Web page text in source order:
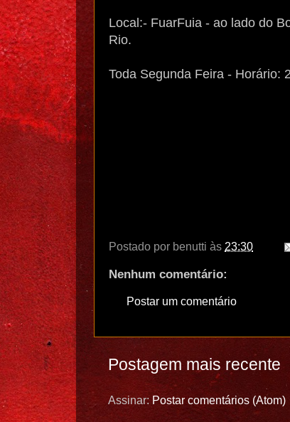
Local:- FuarFuia - ao lado do
Rio.
Toda Segunda Feira - Horário:
Postado por benutti às 23:30
Nenhum comentário:
Postar um comentário
Postagem mais recente
Assinar: Postar comentários (Atom)